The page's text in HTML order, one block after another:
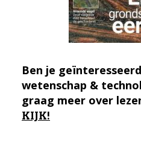
Ben je
wetenschap &
graag meer over
KIJK!